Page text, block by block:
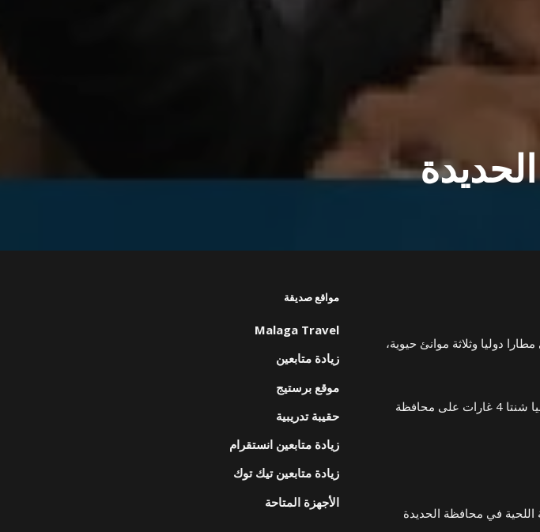
دوليا وثلاثة موانئ حيوية،
أعلن الحوثيون اليوم، السبت، أن الولايات المتحدة الأميركية وبريطانيا شنتا 4 غارات على محافظة
اللحية في محافظة الحديدة
مواقع صديقة
Malaga Travel
زيادة متابعين
موقع برستيج
حقيبة تدريبية
زيادة متابعين انستقرام
زيادة متابعين تيك توك
الأجهزة المتاحة